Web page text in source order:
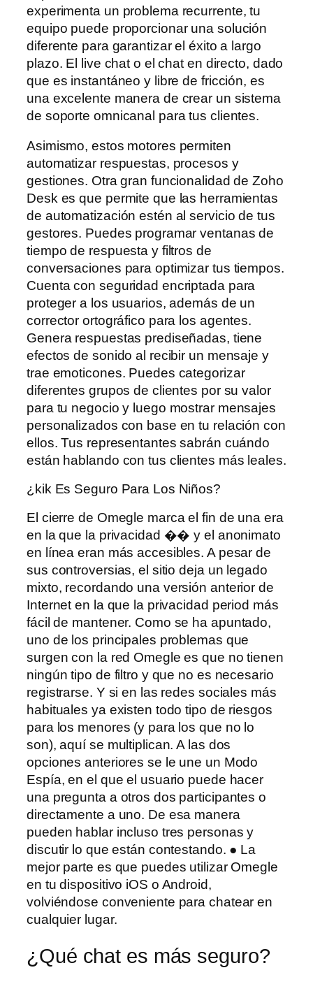
experimenta un problema recurrente, tu
equipo puede proporcionar una solución
diferente para garantizar el éxito a largo
plazo. El live chat o el chat en directo, dado
que es instantáneo y libre de fricción, es
una excelente manera de crear un sistema
de soporte omnicanal para tus clientes.
Asimismo, estos motores permiten
automatizar respuestas, procesos y
gestiones. Otra gran funcionalidad de Zoho
Desk es que permite que las herramientas
de automatización estén al servicio de tus
gestores. Puedes programar ventanas de
tiempo de respuesta y filtros de
conversaciones para optimizar tus tiempos.
Cuenta con seguridad encriptada para
proteger a los usuarios, además de un
corrector ortográfico para los agentes.
Genera respuestas prediseñadas, tiene
efectos de sonido al recibir un mensaje y
trae emoticones. Puedes categorizar
diferentes grupos de clientes por su valor
para tu negocio y luego mostrar mensajes
personalizados con base ​​en tu relación con
ellos. Tus representantes sabrán cuándo
están hablando con tus clientes más leales.
¿kik Es Seguro Para Los Niños?
El cierre de Omegle marca el fin de una era
en la que la privacidad �� y el anonimato
en línea eran más accesibles. A pesar de
sus controversias, el sitio deja un legado
mixto, recordando una versión anterior de
Internet en la que la privacidad period más
fácil de mantener. Como se ha apuntado,
uno de los principales problemas que
surgen con la red Omegle es que no tienen
ningún tipo de filtro y que no es necesario
registrarse. Y si en las redes sociales más
habituales ya existen todo tipo de riesgos
para los menores (y para los que no lo
son), aquí se multiplican. A las dos
opciones anteriores se le une un Modo
Espía, en el que el usuario puede hacer
una pregunta a otros dos participantes o
directamente a uno. De esa manera
pueden hablar incluso tres personas y
discutir lo que están contestando. ● La
mejor parte es que puedes utilizar Omegle
en tu dispositivo iOS o Android,
volviéndose conveniente para chatear en
cualquier lugar.
¿Qué chat es más seguro?